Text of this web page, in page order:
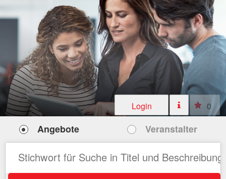
Login 0
Angebote Veranstalter